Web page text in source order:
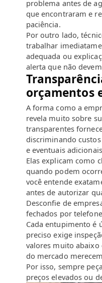
problema antes de
que encontraram e
paciência.
Por outro lado,
trabalhar
adequada ou
alerta que não
orçamentos
A forma como a
revela muito sobre
transparentes
discriminando
e eventuais
Elas explicam como
quando podem
você entende
antes de autorizar
Desconfie de
fechados por
Cada entupimento é
preciso exige
valores muito
do mercado
Por isso, sempre
preços elevados ou